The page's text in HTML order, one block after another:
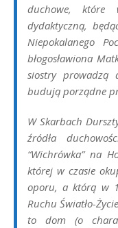
duchowe, które
dydaktyczną,
Niepokalanego
błogosławiona
siostry
budują porządne
WSkarbach
źródła
“Wichrówka” na
której w czasie
oporu, a którą w
Ruchu Światło-
to dom (o